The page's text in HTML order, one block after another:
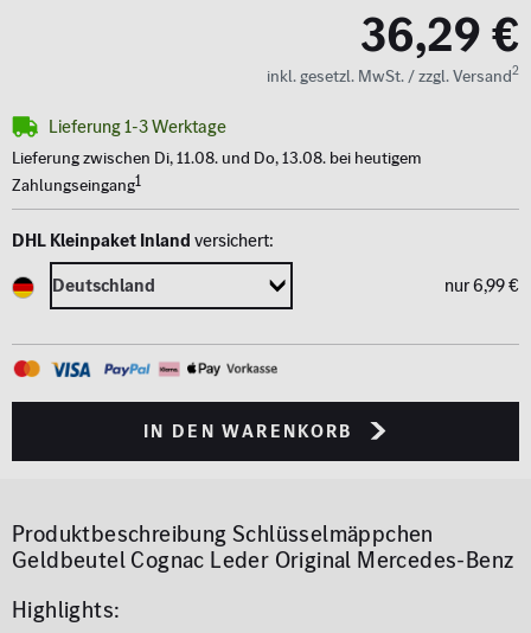
36,29 €
inkl. gesetzl. MwSt. / zzgl. Versand2
Lieferung 1-3 Werktage
Lieferung zwischen Di, 11.08. und Do, 13.08. bei heutigem
Zahlungseingang1
DHL Kleinpaket Inlandversichert:
nur 6,99 €
in den Warenkorb
ProduktbeschreibungSchlüsselmäppchen
Geldbeutel Cognac Leder Original Mercedes-Benz
Highlights: